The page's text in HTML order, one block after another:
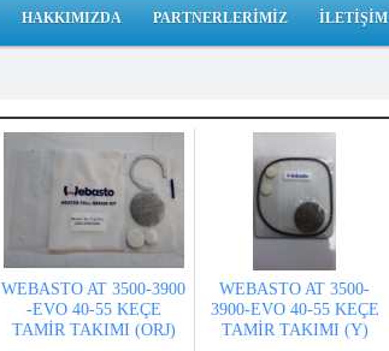
HAKKIMIZDA PARTNERLERİMİZ İLETİŞİM
WEBASTO AT 3500-3900
-EVO 40-55 KEÇE
TAMİR TAKIMI (ORJ)
WEBASTO AT 3500-
3900-EVO 40-55 KEÇE
TAMİR TAKIMI (Y)